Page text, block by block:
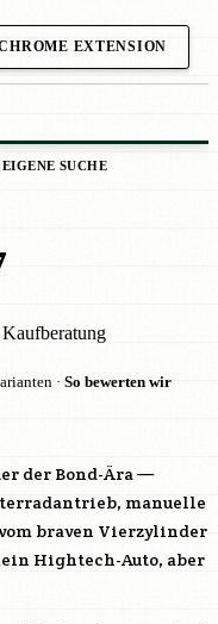
EXTENSION
EIGENE SUCHE
· So bewerten wir
der Bond-Ära —
manuelle
braven Vierzylinder
Hightech-Auto, aber